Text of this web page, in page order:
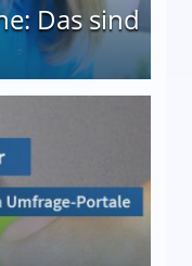
Das sind